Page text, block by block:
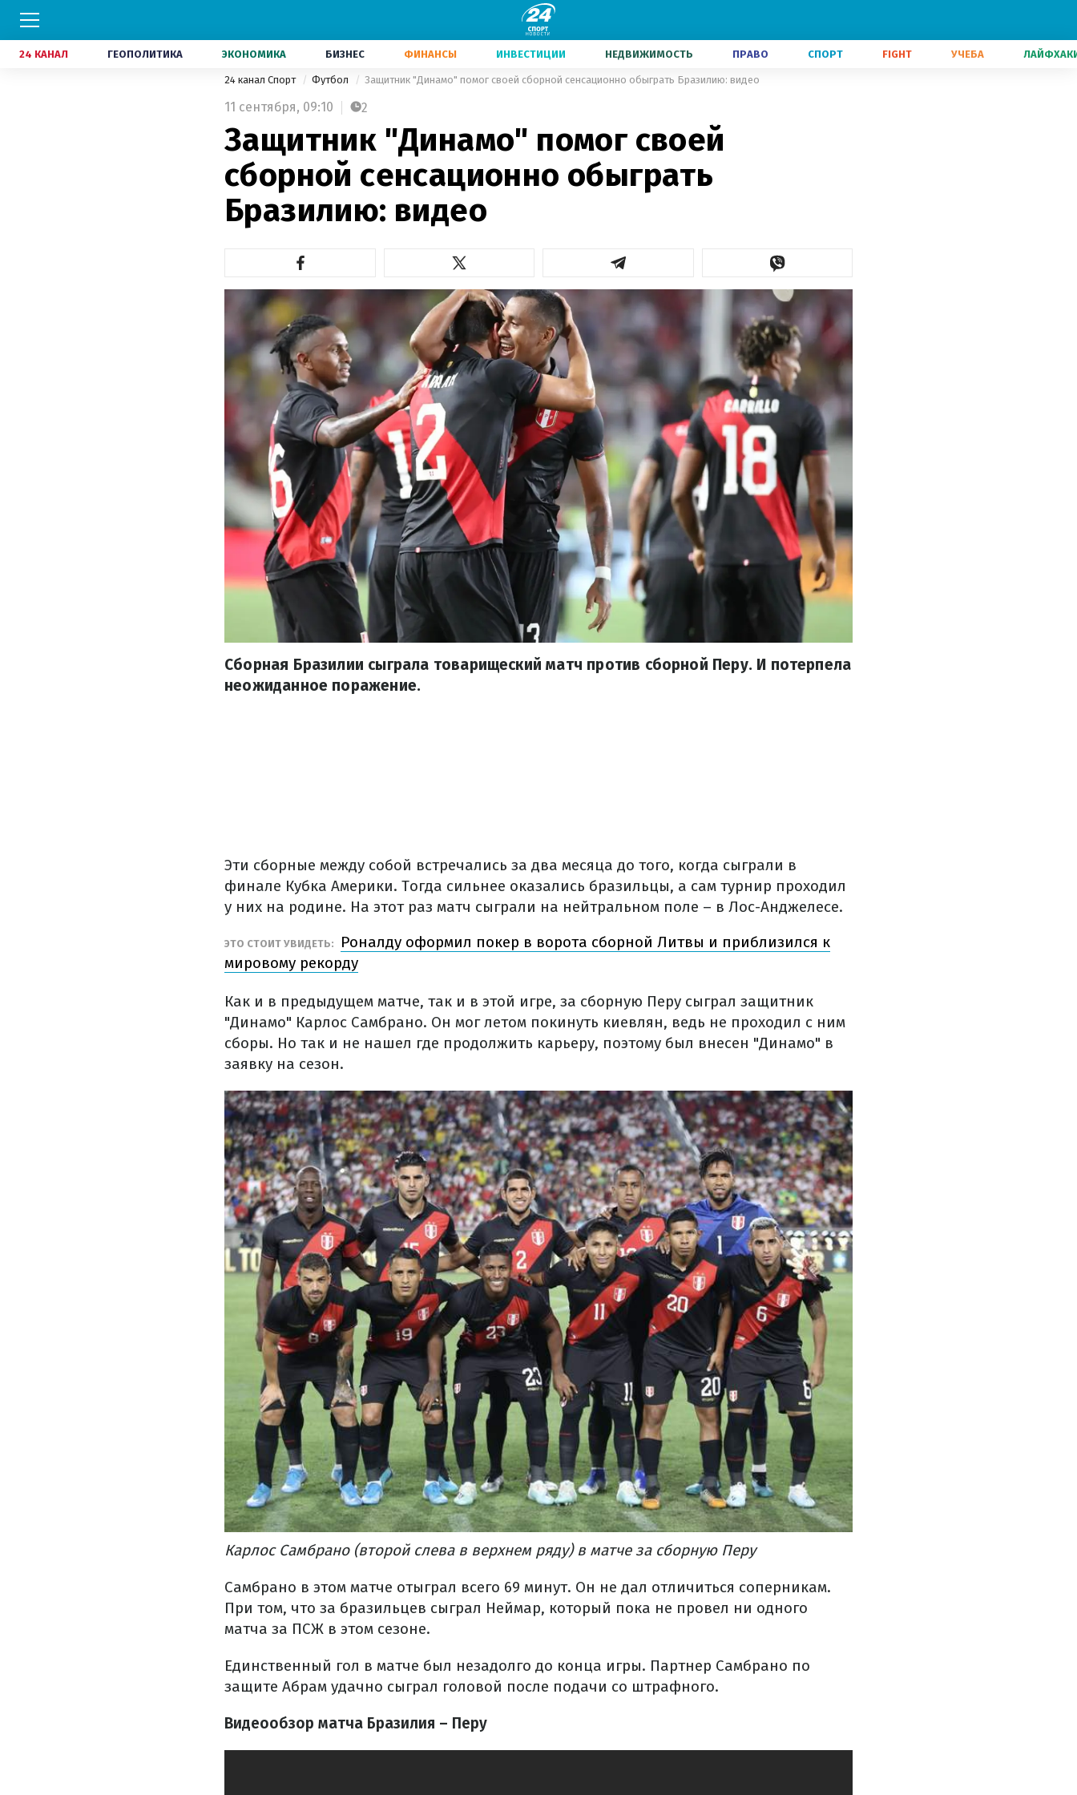
24 КАНАЛ ГЕОПОЛИТИКА ЭКОНОМИКА БИЗНЕС ФИНАНСЫ ИНВЕСТИЦИИ НЕДВИЖИМОСТЬ ПРАВО СПОРТ FIGHT УЧЕБА
24 канал Спорт Футбол Защитник "Динамо" помог своей сборной сенсационно обыграть Бразилию: видео
11 сентября, 09:10 2
Защитник "Динамо" помог своей
сборной сенсационно обыграть
Бразилию: видео
Сборная Бразилии сыграла товарищеский матч против сборной Перу. И потерпела
неожиданное поражение.
Эти сборные между собой встречались за два месяца до того, когда сыграли в
финале Кубка Америки. Тогда сильнее оказались бразильцы, а сам турнир проходил
у них на родине. На этот раз матч сыграли на нейтральном поле – в Лос-Анджелесе.
ЭТО СТОИТ УВИДЕТЬ:
Роналду оформил покер в ворота сборной Литвы и приблизился к
мировому рекорду
Как и в предыдущем матче, так и в этой игре, за сборную Перу сыграл защитник
"Динамо" Карлос Самбрано. Он мог летом покинуть киевлян, ведь не проходил с ним
сборы. Но так и не нашел где продолжить карьеру, поэтому был внесен "Динамо" в
заявку на сезон.
Карлос Самбрано (второй слева в верхнем ряду) в матче за сборную Перу
Самбрано в этом матче отыграл всего 69 минут. Он не дал отличиться соперникам.
При том, что за бразильцев сыграл Неймар, который пока не провел ни одного
матча за ПСЖ в этом сезоне.
Единственный гол в матче был незадолго до конца игры. Партнер Самбрано по
защите Абрам удачно сыграл головой после подачи со штрафного.
Видеообзор матча Бразилия – Перу